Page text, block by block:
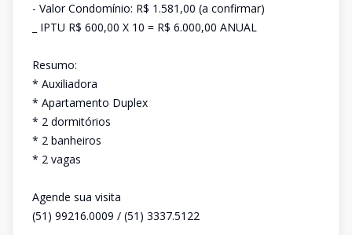
- Valor Condomínio: R$ 1.581,00 (a confirmar)
_ IPTU R$ 600,00 X 10 = R$ 6.000,00 ANUAL
Resumo:
* Auxiliadora
* Apartamento Duplex
* 2 dormitórios
* 2 banheiros
* 2 vagas
Agende sua visita
(51) 99216.0009 / (51) 3337.5122